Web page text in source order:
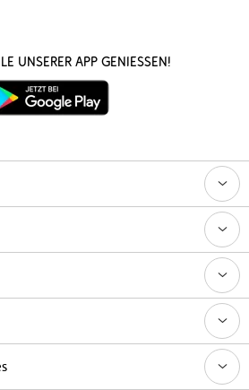
unserer App genießen!